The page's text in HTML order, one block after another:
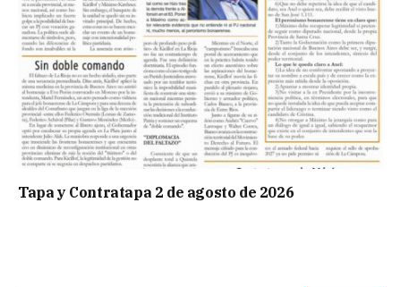
Tapa y Contratapa 2 de agosto de 2026